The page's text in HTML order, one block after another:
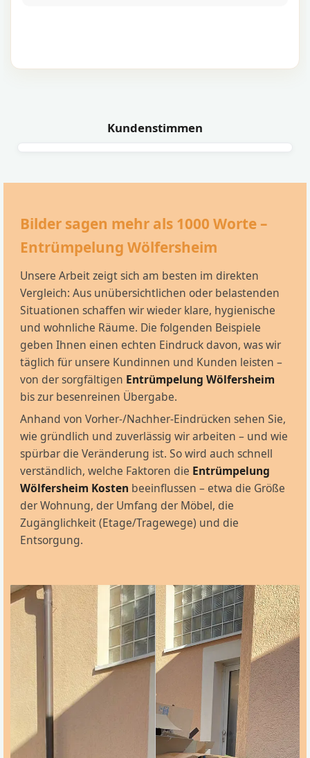
Kundenstimmen
Bilder sagen mehr als 1000 Worte –
Entrümpelung Wölfersheim
Unsere Arbeit zeigt sich am besten im direkten
Vergleich: Aus unübersichtlichen oder belastenden
Situationen schaffen wir wieder klare, hygienische
und wohnliche Räume. Die folgenden Beispiele
geben Ihnen einen echten Eindruck davon, was wir
täglich für unsere Kundinnen und Kunden leisten –
von der sorgfältigen Entrümpelung Wölfersheim
bis zur besenreinen Übergabe.
Anhand von Vorher-/Nachher-Eindrücken sehen Sie,
wie gründlich und zuverlässig wir arbeiten – und wie
spürbar die Veränderung ist. So wird auch schnell
verständlich, welche Faktoren die Entrümpelung
Wölfersheim Kosten beeinflussen – etwa die Größe
der Wohnung, der Umfang der Möbel, die
Zugänglichkeit (Etage/Tragewege) und die
Entsorgung.